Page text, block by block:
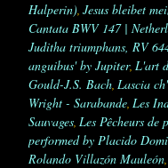
Halperin) Jesus bleibet
Cantata BWV 147 |
Juditha triumphans, RV
anguibus' by Jupiter, L'art
Gould-J.S. Bach Lascia
Wright - Sarabande Les
Sauvages Les Pêcheurs de
performed by Placido
Rolando Villazón Mauleón